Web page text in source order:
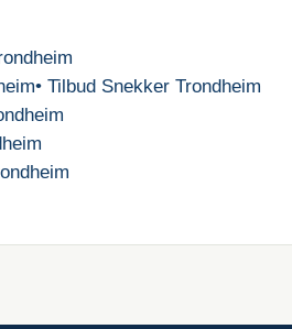
• Tilbud Snekker Trondheim